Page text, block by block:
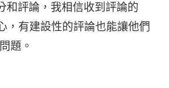
和評論，我相信收到評論的
，有建設性的評論也能讓他們
題。